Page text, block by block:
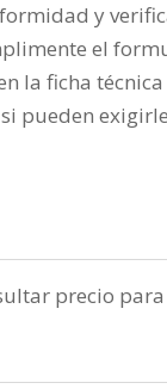
y
el
la ficha
pueden
precio